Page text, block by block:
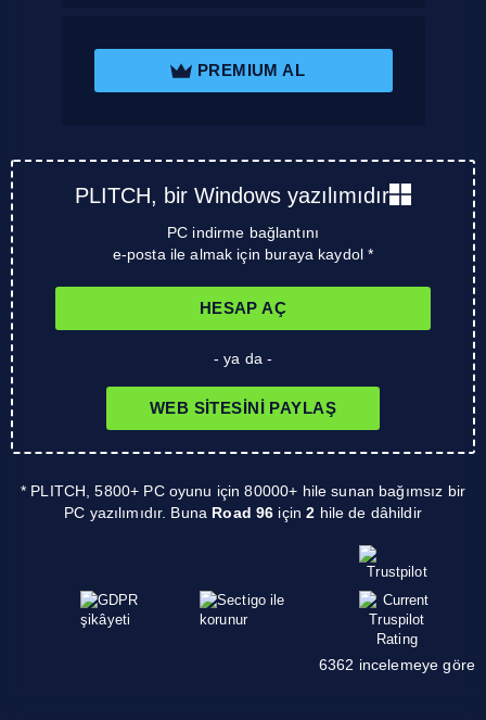
PREMIUM AL
PLITCH, bir Windows yazılımıdır
PC indirme bağlantını
e-posta ile almak için buraya kaydol *
HESAP AÇ
- ya da -
WEB SITESINI PAYLAŞ
* PLITCH, 5800+ PC oyunu için 80000+ hile sunan bağımsız bir
PC yazılımıdır. Buna Road 96 için2 hile de dâhildir
6362 incelemeye göre